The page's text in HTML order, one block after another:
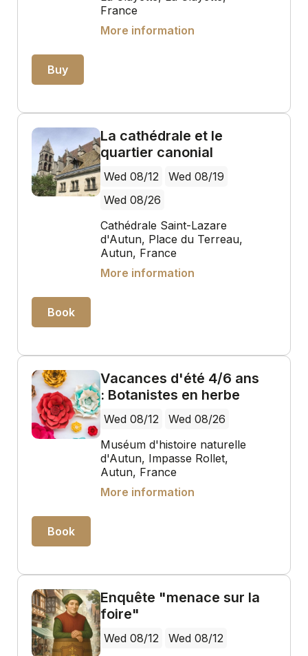
France
More information
Buy
La cathédrale et le
quartier canonial
Wed 08/12
Wed 08/19
Wed 08/26
Cathédrale Saint-Lazare
d'Autun, Place du Terreau,
Autun, France
More information
Book
Vacances d'été 4/6 ans
: Botanistes en herbe
Wed 08/12
Wed 08/26
Muséum d'histoire naturelle
d'Autun, Impasse Rollet,
Autun, France
More information
Book
Enquête "menace sur la
foire"
Wed 08/12
Wed 08/12